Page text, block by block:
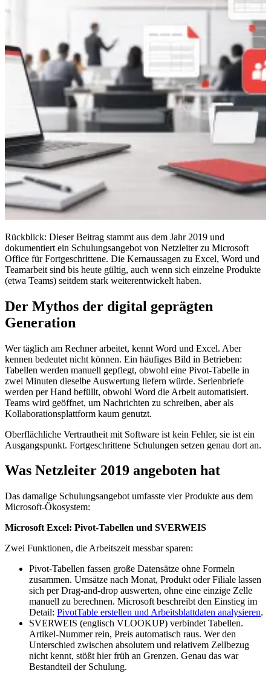
Rückblick: Dieser Beitrag stammt aus dem Jahr 2019 und
dokumentiert ein Schulungsangebot von Netzleiter zu Microsoft
Office für Fortgeschrittene. Die Kernaussagen zu Excel, Word und
Teamarbeit sind bis heute gültig, auch wenn sich einzelne Produkte
(etwa Teams) seitdem stark weiterentwickelt haben.
Der Mythos der digital geprägten
Generation
Wer täglich am Rechner arbeitet, kennt Word und Excel. Aber
kennen bedeutet nicht können. Ein häufiges Bild in Betrieben:
Tabellen werden manuell gepflegt, obwohl eine Pivot-Tabelle in
zwei Minuten dieselbe Auswertung liefern würde. Serienbriefe
werden per Hand befüllt, obwohl Word die Arbeit automatisiert.
Teams wird geöffnet, um Nachrichten zu schreiben, aber als
Kollaborationsplattform kaum genutzt.
Oberflächliche Vertrautheit mit Software ist kein Fehler, sie ist ein
Ausgangspunkt. Fortgeschrittene Schulungen setzen genau dort an.
Was Netzleiter 2019 angeboten hat
Das damalige Schulungsangebot umfasste vier Produkte aus dem
Microsoft-Ökosystem:
Microsoft Excel: Pivot-Tabellen und SVERWEIS
Zwei Funktionen, die Arbeitszeit messbar sparen:
Pivot-Tabellen fassen große Datensätze ohne Formeln
zusammen. Umsätze nach Monat, Produkt oder Filiale lassen
sich per Drag-and-drop auswerten, ohne eine einzige Zelle
manuell zu berechnen. Microsoft beschreibt den Einstieg im
Detail: PivotTable erstellen und Arbeitsblattdaten analysieren.
SVERWEIS (englisch VLOOKUP) verbindet Tabellen.
Artikel-Nummer rein, Preis automatisch raus. Wer den
Unterschied zwischen absolutem und relativem Zellbezug
nicht kennt, stößt hier früh an Grenzen. Genau das war
Bestandteil der Schulung.